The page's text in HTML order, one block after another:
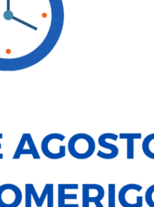
X3
MSport Pro Aut.
DATI PRINCIPALI
Carrozzeria:Fuoristrada